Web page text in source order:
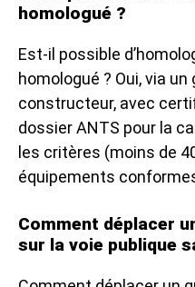
homologué ?
Est-il possible
homologué ? Oui, via
constructeur, avec
dossier ANTS pour la
les critères (moins de
équipements
Comment déplacer
sur la voie publique